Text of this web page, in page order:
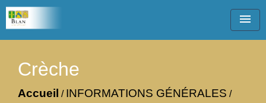
menu
Crèche
Accueil / INFORMATIONS GÉNÉRALES /